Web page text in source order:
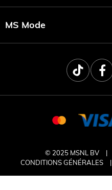
MS Mode
© 2025 MSNL BV
CONDITIONS GÉNÉRALES